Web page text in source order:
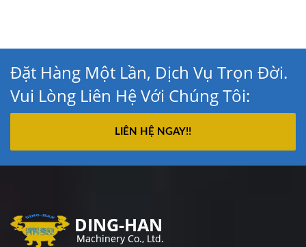
Đặt Hàng Một Lần, Dịch Vụ Trọn Đời.
Vui Lòng Liên Hệ Với Chúng Tôi:
LIÊN HỆ NGAY!!